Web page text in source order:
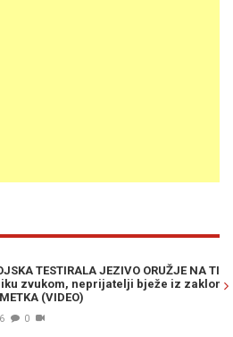
JEZIVO ORUŽJE NA TIBETU: Robotski
bježe iz zaklona bez